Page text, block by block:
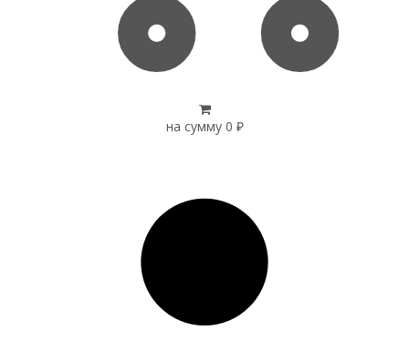
на сумму 0 ₽